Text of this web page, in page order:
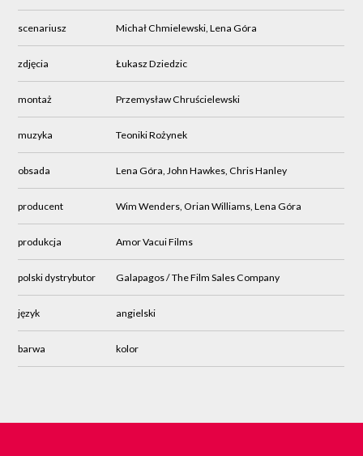
scenariusz Michał Chmielewski, Lena Góra
zdjęcia Łukasz Dziedzic
montaż Przemysław Chruścielewski
muzyka Teoniki Rożynek
obsada Lena Góra, John Hawkes, Chris Hanley
producent Wim Wenders, Orian Williams, Lena Góra
produkcja Amor Vacui Films
polski dystrybutor Galapagos / The Film Sales Company
język angielski
barwa kolor